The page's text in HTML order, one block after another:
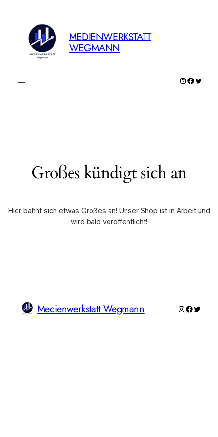
MEDIENWERKSTATT
WEGMANN
Instagram
Großes kündigt sich an
Hier bahnt sich etwas Großes an! Unser Shop ist in Arbeit und
wird bald veröffentlicht!
Medienwerkstatt Wegmann Instagram